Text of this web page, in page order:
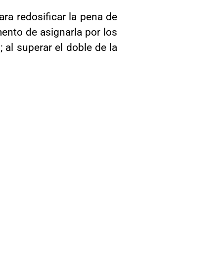
redosificar la pena de
de asignarla por los
al superar el doble de la